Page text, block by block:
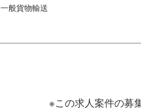
一般貨物輸送
※この求人案件の募